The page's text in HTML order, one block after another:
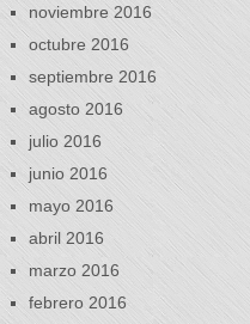
noviembre 2016
octubre 2016
septiembre 2016
agosto 2016
julio 2016
junio 2016
mayo 2016
abril 2016
marzo 2016
febrero 2016